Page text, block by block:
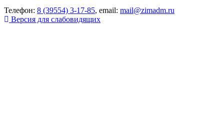
Телефон: 8 (39554) 3-17-85, email: mail@zimadm.ru
Версия для слабовидящих